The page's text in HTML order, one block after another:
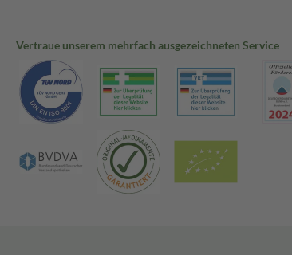
Vertraue unserem mehrfach ausgezeichneten Service